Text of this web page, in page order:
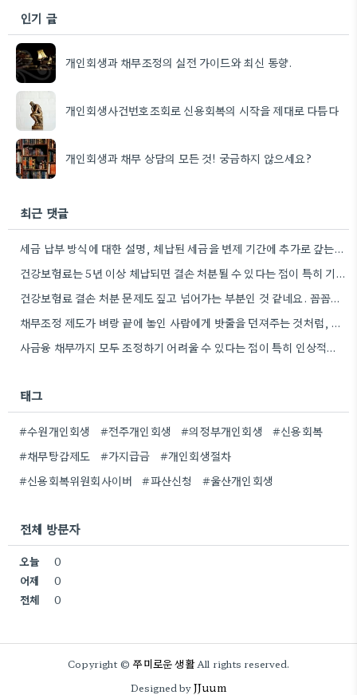
인기 글
개인회생과 채무조정의 실전 가이드와 최신 동향.
개인회생사건번호조회로 신용회복의 시작을 제대로 다듬다
개인회생과 채무 상담의 모든 것! 궁금하지 않으세요?
최근 댓글
세금 납부 방식에 대한 설명, 체납된 세금을 변제 기간에 추가로 갚는다는 점이 특히 와닿네요. 꼼꼼하게…
건강보험료는 5년 이상 체납되면 결손 처분될 수 있다는 점이 특히 기억에 남네요. 좀 더 자세히…
건강보험료 결손 처분 문제도 짚고 넘어가는 부분인 것 같네요. 꼼꼼히 확인하는 게 중요하겠어요.
채무조정 제도가 벼랑 끝에 놓인 사람에게 밧줄을 던져주는 것처럼, 단순히 빚을 갚는 것 이상으로 삶의…
사금융 채무까지 모두 조정하기 어려울 수 있다는 점이 특히 인상적이네요. 개인적으로, 예상치 못한 사금융 이용으로…
태그
#수원개인회생 #전주개인회생 #의정부개인회생
#신용회복
#채무탕감제도
#가지급금
#개인회생절차
#신용회복위원회사이버
#파산신청 #울산개인회생
전체 방문자
오늘
0
어제
0
전체
0
Copyright ©쭈미로운 생활All rights reserved.
Designed byJJuum